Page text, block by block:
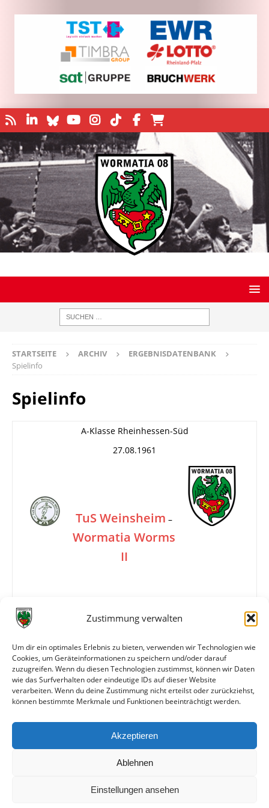
Zustimmung verwalten
Um dir ein optimales Erlebnis zu bieten, verwenden wir Technologien wie
Cookies, um Geräteinformationen zu speichern und/oder darauf
zuzugreifen. Wenn du diesen Technologien zustimmst, können wir Daten
wie das Surfverhalten oder eindeutige IDs auf dieser Website
verarbeiten. Wenn du deine Zustimmung nicht erteilst oder zurückziehst,
können bestimmte Merkmale und Funktionen beeinträchtigt werden.
Akzeptieren
Ablehnen
Einstellungen ansehen
STARTSEITE ARCHIV
ERGEBNISDATENBANK
Spielinfo
Spielinfo
A-Klasse Rheinhessen-Süd
27.08.1961
TuS Weinsheim –
Wormatia Worms
II
1:2
Tore
1:0 Mutz (27.)
1:1 H. Müller (42.)
1:2 Kratz (85.)
Alle bisherigen Partien der beiden Mannschaften
anzeigen